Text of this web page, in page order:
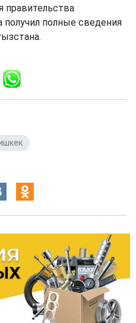
правительства
получил полные сведения